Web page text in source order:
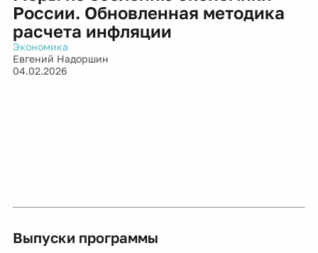
России. Обновленная методика
расчета инфляции
Экономика
Евгений Надоршин
04.02.2026
Выпуски программы